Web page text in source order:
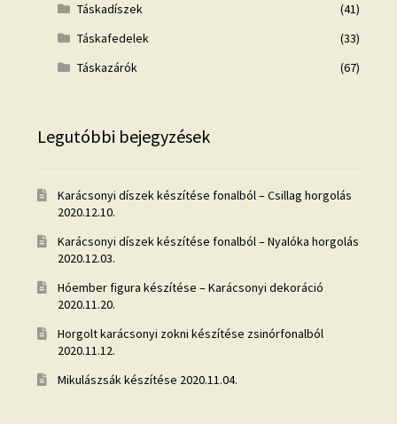
Táskadíszek
(41)
Táskafedelek
(33)
Táskazárók
(67)
Legutóbbi bejegyzések
Karácsonyi díszek készítése fonalból – Csillag horgolás
2020.12.10.
Karácsonyi díszek készítése fonalból – Nyalóka horgolás
2020.12.03.
Hóember figura készítése – Karácsonyi dekoráció
2020.11.20.
Horgolt karácsonyi zokni készítése zsinórfonalból
2020.11.12.
Mikulászsák készítése 2020.11.04.